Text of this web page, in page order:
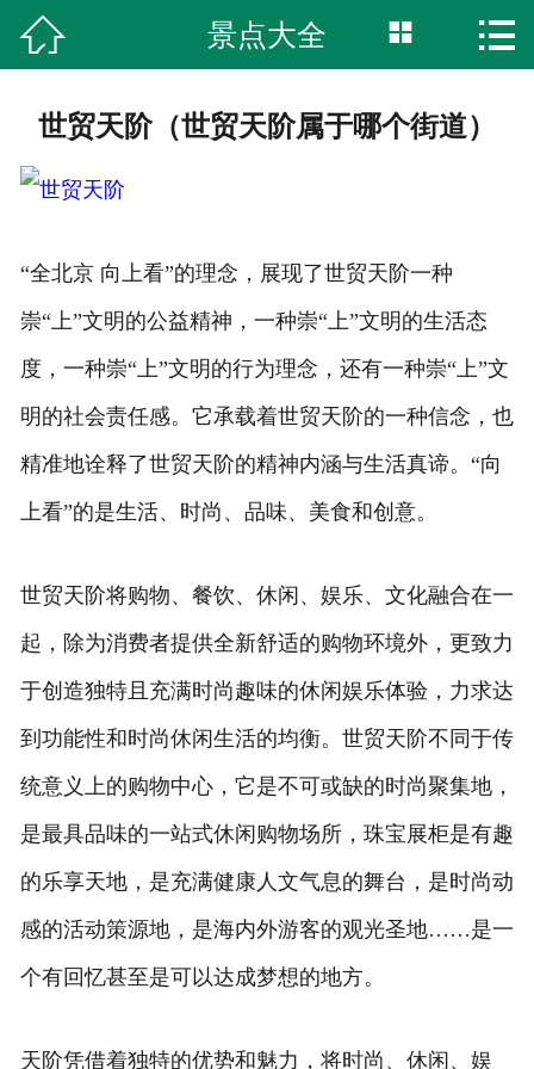
首页
旅游攻略
网上商城
服务中心
 景点大全  
世贸天阶（世贸天阶属于哪个街道）
“全北京 向上看”的理念，展现了世贸天阶一种
崇“上”文明的公益精神，一种崇“上”文明的生活态
度，一种崇“上”文明的行为理念，还有一种崇“上”文
明的社会责任感。它承载着世贸天阶的一种信念，也
精准地诠释了世贸天阶的精神内涵与生活真谛。“向
上看”的是生活、时尚、品味、美食和创意。
世贸天阶将购物、餐饮、休闲、娱乐、文化融合在一
起，除为消费者提供全新舒适的购物环境外，更致力
于创造独特且充满时尚趣味的休闲娱乐体验，力求达
到功能性和时尚休闲生活的均衡。世贸天阶不同于传
统意义上的购物中心，它是不可或缺的时尚聚集地，
是最具品味的一站式休闲购物场所，珠宝展柜是有趣
的乐享天地，是充满健康人文气息的舞台，是时尚动
感的活动策源地，是海内外游客的观光圣地……是一
个有回忆甚至是可以达成梦想的地方。
天阶凭借着独特的优势和魅力，将时尚、休闲、娱